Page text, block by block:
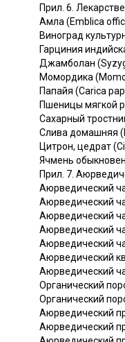
Прил. 6.
Амла (Emblica
Виноград
Гарциния
Джамболан
Момордика
Папайя (Carica
Пшеницы мягкой
Сахарный
Слива домашняя
Цитрон, цедрат
Ячмень
Прил. 7.
Аюрведический
Аюрведический
Аюрведический
Аюрведический
Аюрведический
Аюрведический
Аюрведический
Органический
Органический
Аюрведический
Аюрведический